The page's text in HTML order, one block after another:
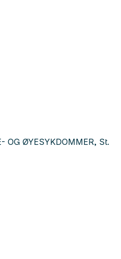
ØYESYKDOMMER, St.